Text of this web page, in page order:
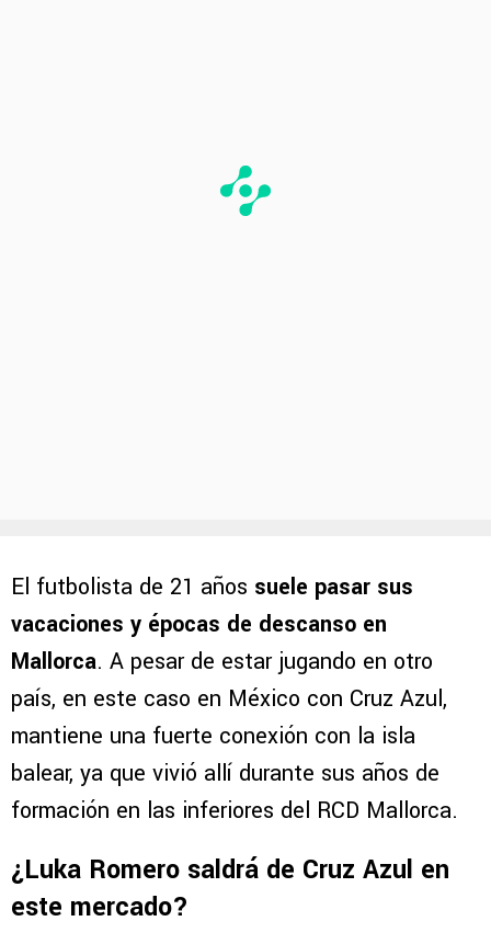
El futbolista de 21 años suele pasar sus
vacaciones y épocas de descanso en
Mallorca. A pesar de estar jugando en otro
país, en este caso en México con Cruz Azul,
mantiene una fuerte conexión con la isla
balear, ya que vivió allí durante sus años de
formación en las inferiores del RCD Mallorca.
¿Luka Romero saldrá de Cruz Azul en
este mercado?